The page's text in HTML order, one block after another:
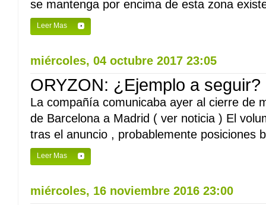
se mantenga por encima de esta zona
Leer Mas
miércoles, 04 octubre 2017 23:05
ORYZON: ¿Ejemplo a seguir?
La compañía comunicaba ayer al cierre de
de Barcelona a Madrid ( ver noticia ) El
tras el anuncio , probablemente posiciones
Leer Mas
miércoles, 16 noviembre 2016 23:00